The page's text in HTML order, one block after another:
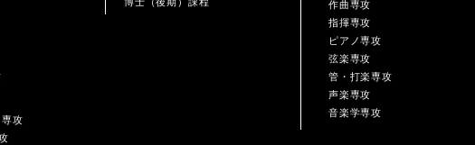
攻
作曲専攻
指揮専攻
ピアノ専攻
弦楽専攻
管・打楽専攻
声楽専攻
音楽学専攻